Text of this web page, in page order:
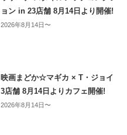
ョン in 23店舗 8月14日より開催!
2026年8月14日〜
映画まどか☆マギカ × T・ジョイ
3店舗 8月14日よりカフェ開催!
2026年8月14日〜